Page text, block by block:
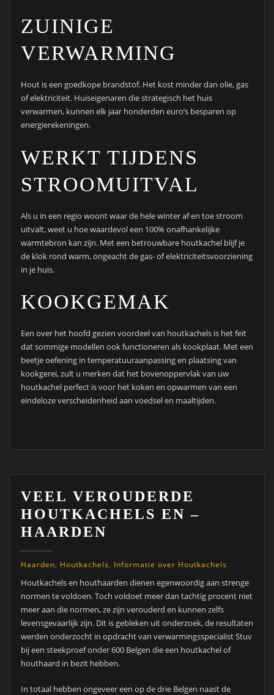
ZUINIGE
VERWARMING
Hout is een goedkope brandstof. Het kost minder dan olie, gas
of elektriciteit. Huiseigenaren die strategisch het huis
verwarmen, kunnen elk jaar honderden euro’s besparen op
energierekeningen.
WERKT TIJDENS
STROOMUITVAL
Als u in een regio woont waar de hele winter af en toe stroom
uitvalt, weet u hoe waardevol een 100% onafhankelijke
warmtebron kan zijn. Met een betrouwbare houtkachel blijf je
de klok rond warm, ongeacht de gas- of elektriciteitsvoorziening
in je huis.
KOOKGEMAK
Een over het hoofd gezien voordeel van houtkachels is het feit
dat sommige modellen ook functioneren als kookplaat. Met een
beetje oefening in temperatuuraanpassing en plaatsing van
kookgerei, zult u merken dat het bovenoppervlak van uw
houtkachel perfect is voor het koken en opwarmen van een
eindeloze verscheidenheid aan voedsel en maaltijden.
VEEL VEROUDERDE
HOUTKACHELS EN –
HAARDEN
Haarden, Houtkachels, Informatie over Houtkachels
Houtkachels en houthaarden dienen egenwoordig aan strenge
normen te voldoen. Toch voldoet meer dan tachtig procent niet
meer aan die normen, ze zijn verouderd en kunnen zelfs
levensgevaarlijk zijn. Dit is gebleken uit onderzoek, de resultaten
werden onderzocht in opdracht van verwarmingsspecialist Stuv
bij een steekproef onder 600 Belgen die een houtkachel of
houthaard in bezit hebben.
In totaal hebben ongeveer een op de drie Belgen naast de